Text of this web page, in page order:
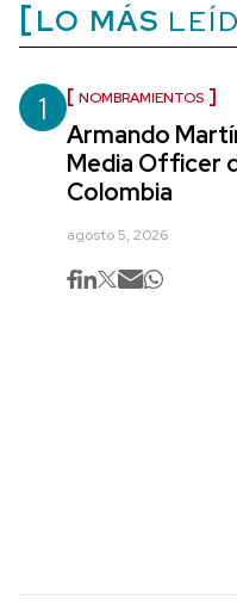
LO MÁS
1 NOMBRAMIENTOS
Armando
Media Officer
Colombia
agosto 5, 2026